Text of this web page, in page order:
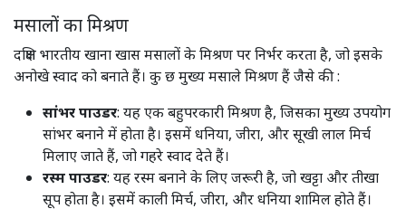
मसालों का मिश्रण
दक्षिण भारतीय खाना खास मसालों के मिश्रण पर निर्भर करता है, जो इसके
अनोखे स्वाद को बनाते हैं। कु छ मुख्य मसाले मिश्रण हैं जैसे की :
सांभर पाउडर: यह एक बहुपरकारी मिश्रण है, जिसका मुख्य उपयोग
सांभर बनाने में होता है। इसमें धनिया, जीरा, और सूखी लाल मिर्च
मिलाए जाते हैं, जो गहरे स्वाद देते हैं। ​
रस्म पाउडर: यह रस्म बनाने के लिए जरूरी है, जो खट्टा और तीखा
सूप होता है। इसमें काली मिर्च, जीरा, और धनिया शामिल होते हैं। ​